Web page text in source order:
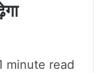
minute read